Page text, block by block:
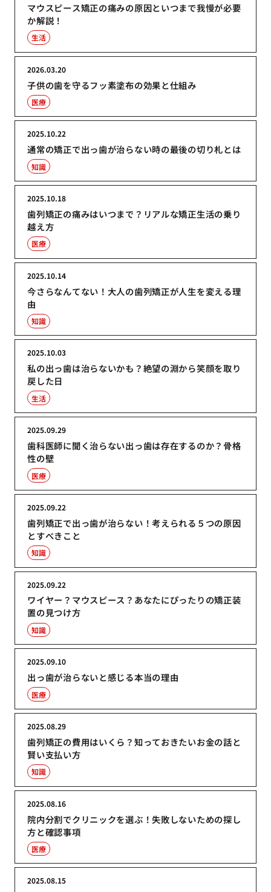
マウスピース矯正の痛みの原因といつまで我慢が必要
か解説！
生活
子供の歯を守るフッ素塗布の効果と仕組み
2026.03.20
医療
通常の矯正で出っ歯が治らない時の最後の切り札とは
2025.10.22
知識
歯列矯正の痛みはいつまで？リアルな矯正生活の乗り
越え方
2025.10.18
医療
今さらなんてない！大人の歯列矯正が人生を変える理
由
2025.10.14
知識
私の出っ歯は治らないかも？絶望の淵から笑顔を取り
戻した日
2025.10.03
生活
歯科医師に聞く治らない出っ歯は存在するのか？骨格
性の壁
2025.09.29
医療
歯列矯正で出っ歯が治らない！考えられる５つの原因
とすべきこと
2025.09.22
知識
ワイヤー？マウスピース？あなたにぴったりの矯正装
置の見つけ方
2025.09.22
知識
出っ歯が治らないと感じる本当の理由
2025.09.10
医療
歯列矯正の費用はいくら？知っておきたいお金の話と
賢い支払い方
2025.08.29
知識
院内分割でクリニックを選ぶ！失敗しないための探し
方と確認事項
2025.08.16
医療
2025.08.15